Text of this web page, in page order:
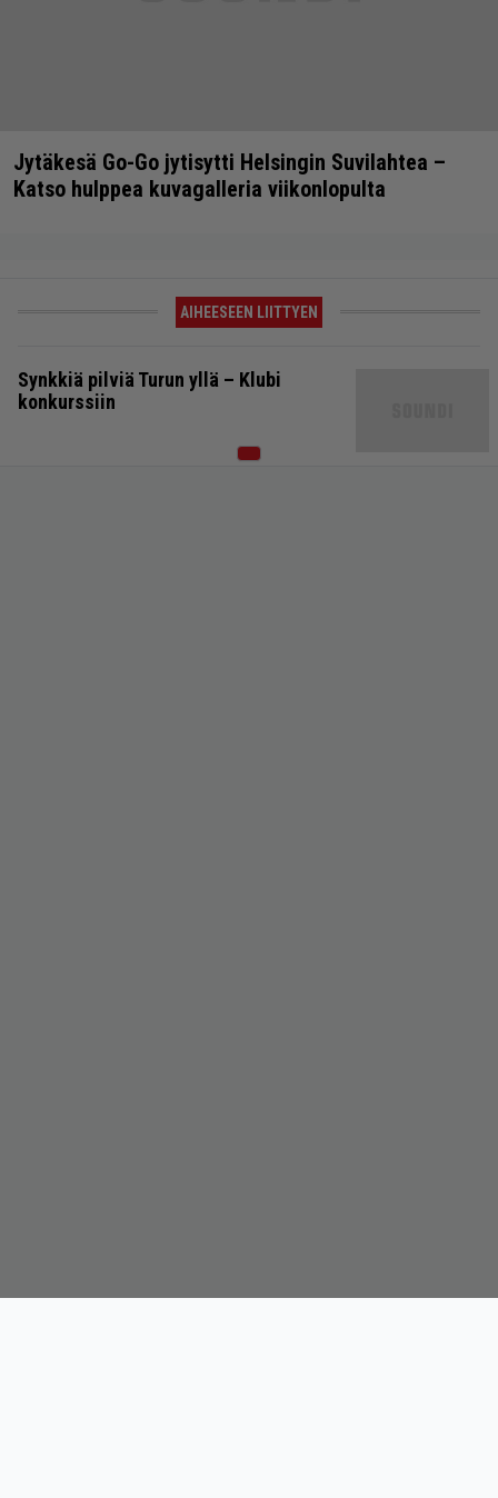
Jytäkesä Go-Go jytisytti Helsingin Suvilahtea –
Katso hulppea kuvagalleria viikonlopulta
AIHEESEEN LIITTYEN
Synkkiä pilviä Turun yllä – Klubi
konkurssiin